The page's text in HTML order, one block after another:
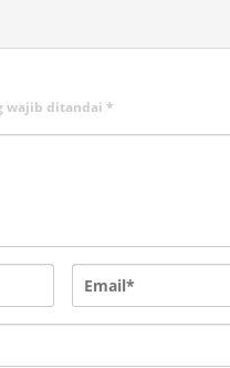
wajib ditandai *